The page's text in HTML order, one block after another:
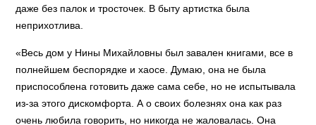
даже без палок и тросточек. В быту артистка была
неприхотлива.
«Весь дом у Нины Михайловны был завален книгами, все в
полнейшем беспорядке и хаосе. Думаю, она не была
приспособлена готовить даже сама себе, но не испытывала
из-за этого дискомфорта. А о своих болезнях она как раз
очень любила говорить, но никогда не жаловалась. Она